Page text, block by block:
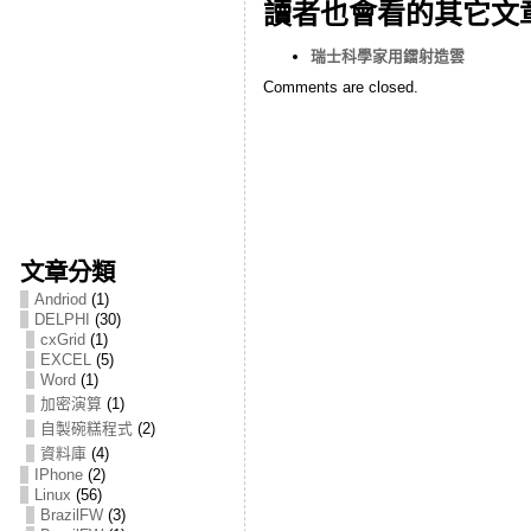
文章分類
Andriod (1)
DELPHI
(30)
cxGrid (1)
EXCEL(5)
Word (1)
加密演算(1)
自製碗糕程式(2)
資料庫(4)
IPhone(2)
Linux (56)
BrazilFW(3)
讀者也會看的其它文
瑞士科學家用鐳射造雲
Comments are closed.